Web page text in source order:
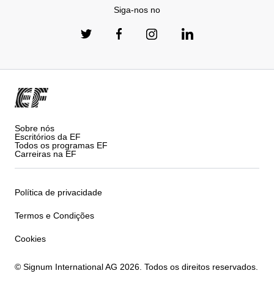
Siga-nos no
Sobre nós
Escritórios da EF
Todos os programas EF
Carreiras na EF
Política de privacidade
Termos e Condições
Cookies
© Signum International AG 2026. Todos os direitos reservados.